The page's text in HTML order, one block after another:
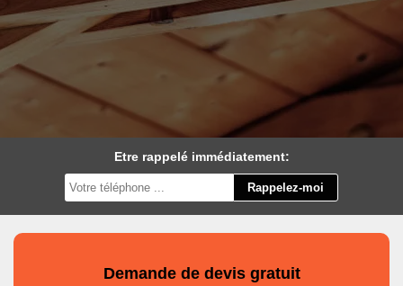
Etre rappelé immédiatement:
Demande de devis gratuit